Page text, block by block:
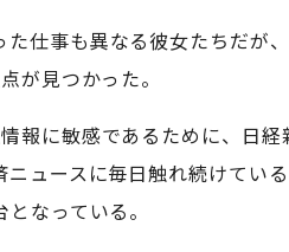
た仕事も異なる彼女たちだが
が見つかった。
報に敏感であるために、日
ニュースに毎日触れ続けてい
なっている。